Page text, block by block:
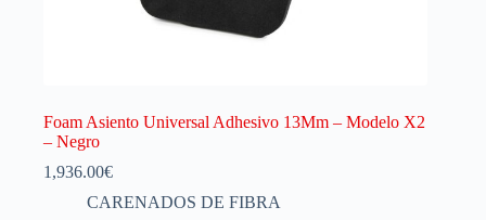
Foam Asiento Universal Adhesivo 13Mm – Modelo X2
– Negro
1,936.00€
CARENADOS DE FIBRA